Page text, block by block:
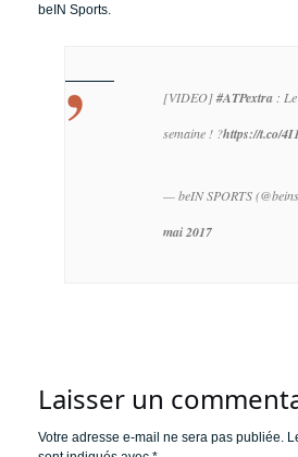
beIN Sports.
[VIDEO]#ATPextra:
semaine ! ?https://t.co/
— beIN SPORTS
mai 2017
Laisser un
Votre adresse e-mail ne sera pas publiée.